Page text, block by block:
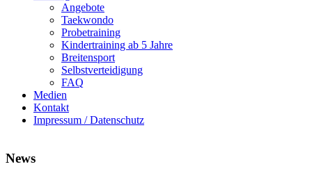
Angebote
Taekwondo
Probetraining
Kindertraining ab 5 Jahre
Breitensport
Selbstverteidigung
FAQ
Medien
Kontakt
Impressum / Datenschutz
News